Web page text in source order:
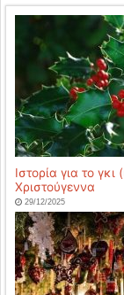
Ιστορία για το γκι
Χριστούγεννα
29/12/2025